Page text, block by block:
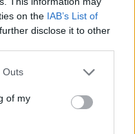
on the IAB’s List of
disclose it to other
one or more Google
You may click to
its third-party tags to
in below Google
Outs
of my
όπου
και η πρώτη
Ζελένσκι. Παρ' όλα
Συμβουλίου,
ότι το θέμα θα
μόνο εφόσον
βέτο. Σε
με τον Μάγιαρ, ο
στον Ουκρανό